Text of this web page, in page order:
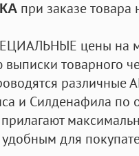
при заказе
цены на
товарного
и Силденафила по
для